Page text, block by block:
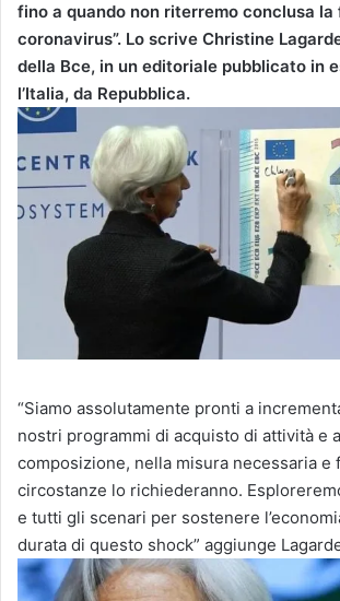
fino a quando non riterremo conclusa
coronavirus”. Lo scrive Christine
della Bce, in un editoriale pubblicato in
l’Italia, da Repubblica.
“Siamo assolutamente pronti a
nostri programmi di acquisto di attività e
composizione, nella misura necessaria e
circostanze lo richiederanno.
e tutti gli scenari per sostenere
durata di questo shock” aggiunge